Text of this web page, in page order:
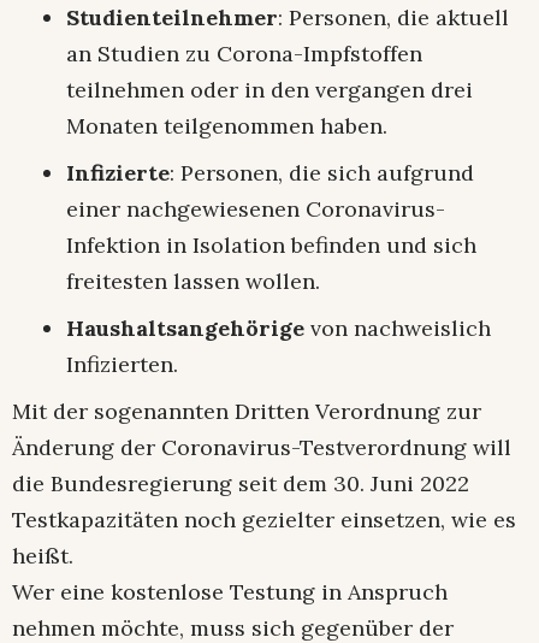
Studienteilnehmer: Personen, die aktuell
an Studien zu Corona-Impfstoffen
teilnehmen oder in den vergangen drei
Monaten teilgenommen haben.
Infizierte: Personen, die sich aufgrund
einer nachgewiesenen Coronavirus-
Infektion in Isolation befinden und sich
freitesten lassen wollen.
Haushaltsangehörige von nachweislich
Infizierten.
Mit der sogenannten Dritten Verordnung zur
Änderung der Coronavirus-Testverordnung will
die Bundesregierung seit dem 30. Juni 2022
Testkapazitäten noch gezielter einsetzen, wie es
heißt.
Wer eine kostenlose Testung in Anspruch
nehmen möchte, muss sich gegenüber der